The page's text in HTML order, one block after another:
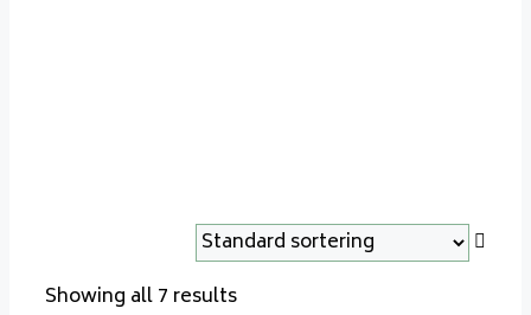
Showing all 7 results